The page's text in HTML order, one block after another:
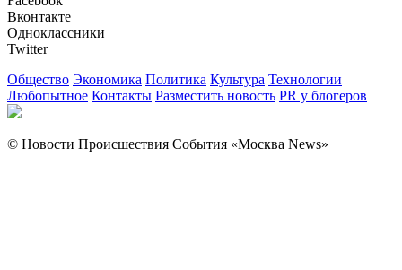
Вконтакте
Одноклассники
Twitter
Общество Экономика Политика Культура Технологии
Любопытное Контакты Разместить новость PR у блогеров
© Новости Происшествия События «Москва News»